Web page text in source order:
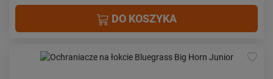
DO KOSZYKA